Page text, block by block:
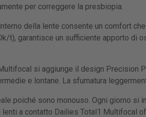
per correggere la presbiopia.
della lente consente un comfort
t), garantisce un sufficiente apporto di
si aggiunge il design Precision
e lontane. La sfumatura
poiché sono monouso. Ogni giorno si
lenti a contatto Dailies Total1 Multifocal